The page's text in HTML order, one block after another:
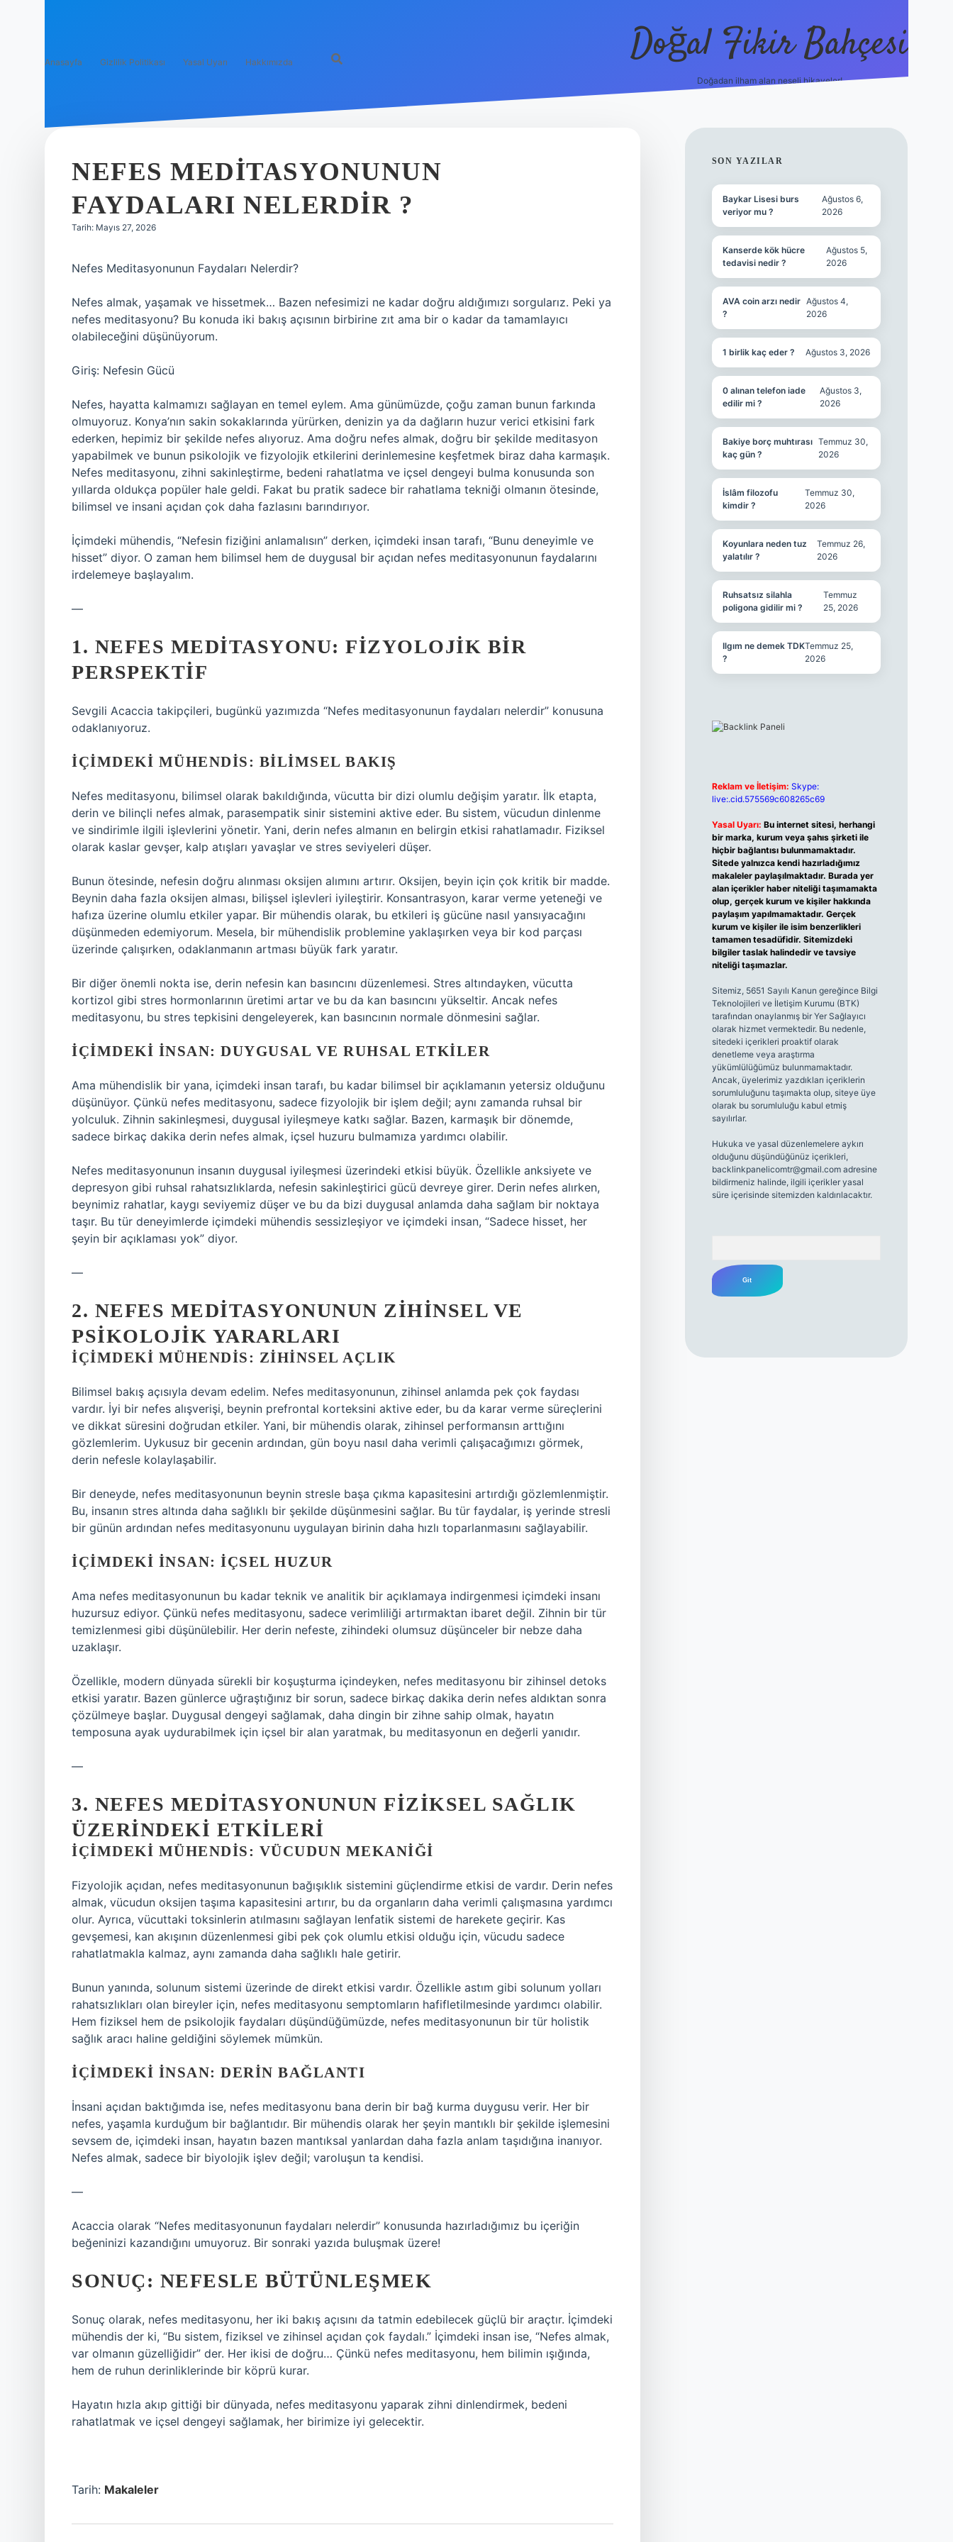
Anasayfa Gizlilik Politikası Yasal Uyarı Hakkımızda Doğal Fikir Bahçesi
Doğadan ilham alan neşeli hikayeler!
NEFES MEDITASYONUNUN
FAYDALARI NELERDIR ?
Tarih: Mayıs 27, 2026
Nefes Meditasyonunun Faydaları Nelerdir?
Nefes almak, yaşamak ve hissetmek… Bazen nefesimizi ne kadar doğru aldığımızı sorgularız. Peki ya
nefes meditasyonu? Bu konuda iki bakış açısının birbirine zıt ama bir o kadar da tamamlayıcı
olabileceğini düşünüyorum.
Giriş: Nefesin Gücü
Nefes, hayatta kalmamızı sağlayan en temel eylem. Ama günümüzde, çoğu zaman bunun farkında
olmuyoruz. Konya’nın sakin sokaklarında yürürken, denizin ya da dağların huzur verici etkisini fark
ederken, hepimiz bir şekilde nefes alıyoruz. Ama doğru nefes almak, doğru bir şekilde meditasyon
yapabilmek ve bunun psikolojik ve fizyolojik etkilerini derinlemesine keşfetmek biraz daha karmaşık.
Nefes meditasyonu, zihni sakinleştirme, bedeni rahatlatma ve içsel dengeyi bulma konusunda son
yıllarda oldukça popüler hale geldi. Fakat bu pratik sadece bir rahatlama tekniği olmanın ötesinde,
bilimsel ve insani açıdan çok daha fazlasını barındırıyor.
İçimdeki mühendis, “Nefesin fiziğini anlamalısın” derken, içimdeki insan tarafı, “Bunu deneyimle ve
hisset” diyor. O zaman hem bilimsel hem de duygusal bir açıdan nefes meditasyonunun faydalarını
irdelemeye başlayalım.
—
1. NEFES MEDITASYONU: FIZYOLOJIK BIR
PERSPEKTIF
Sevgili Acaccia takipçileri, bugünkü yazımızda “Nefes meditasyonunun faydaları nelerdir” konusuna
odaklanıyoruz.
İÇIMDEKI MÜHENDIS: BILIMSEL BAKIŞ
Nefes meditasyonu, bilimsel olarak bakıldığında, vücutta bir dizi olumlu değişim yaratır. İlk etapta,
derin ve bilinçli nefes almak, parasempatik sinir sistemini aktive eder. Bu sistem, vücudun dinlenme
ve sindirimle ilgili işlevlerini yönetir. Yani, derin nefes almanın en belirgin etkisi rahatlamadır. Fiziksel
olarak kaslar gevşer, kalp atışları yavaşlar ve stres seviyeleri düşer.
Bunun ötesinde, nefesin doğru alınması oksijen alımını artırır. Oksijen, beyin için çok kritik bir madde.
Beynin daha fazla oksijen alması, bilişsel işlevleri iyileştirir. Konsantrasyon, karar verme yeteneği ve
hafıza üzerine olumlu etkiler yapar. Bir mühendis olarak, bu etkileri iş gücüne nasıl yansıyacağını
düşünmeden edemiyorum. Mesela, bir mühendislik problemine yaklaşırken veya bir kod parçası
üzerinde çalışırken, odaklanmanın artması büyük fark yaratır.
Bir diğer önemli nokta ise, derin nefesin kan basıncını düzenlemesi. Stres altındayken, vücutta
kortizol gibi stres hormonlarının üretimi artar ve bu da kan basıncını yükseltir. Ancak nefes
meditasyonu, bu stres tepkisini dengeleyerek, kan basıncının normale dönmesini sağlar.
İÇIMDEKI İNSAN: DUYGUSAL VE RUHSAL ETKILER
Ama mühendislik bir yana, içimdeki insan tarafı, bu kadar bilimsel bir açıklamanın yetersiz olduğunu
düşünüyor. Çünkü nefes meditasyonu, sadece fizyolojik bir işlem değil; aynı zamanda ruhsal bir
yolculuk. Zihnin sakinleşmesi, duygusal iyileşmeye katkı sağlar. Bazen, karmaşık bir dönemde,
sadece birkaç dakika derin nefes almak, içsel huzuru bulmamıza yardımcı olabilir.
Nefes meditasyonunun insanın duygusal iyileşmesi üzerindeki etkisi büyük. Özellikle anksiyete ve
depresyon gibi ruhsal rahatsızlıklarda, nefesin sakinleştirici gücü devreye girer. Derin nefes alırken,
beynimiz rahatlar, kaygı seviyemiz düşer ve bu da bizi duygusal anlamda daha sağlam bir noktaya
taşır. Bu tür deneyimlerde içimdeki mühendis sessizleşiyor ve içimdeki insan, “Sadece hisset, her
şeyin bir açıklaması yok” diyor.
—
2. NEFES MEDITASYONUNUN ZIHINSEL VE
PSIKOLOJIK YARARLARI
İÇIMDEKI MÜHENDIS: ZIHINSEL AÇLIK
Bilimsel bakış açısıyla devam edelim. Nefes meditasyonunun, zihinsel anlamda pek çok faydası
vardır. İyi bir nefes alışverişi, beynin prefrontal korteksini aktive eder, bu da karar verme süreçlerini
ve dikkat süresini doğrudan etkiler. Yani, bir mühendis olarak, zihinsel performansın arttığını
gözlemlerim. Uykusuz bir gecenin ardından, gün boyu nasıl daha verimli çalışacağımızı görmek,
derin nefesle kolaylaşabilir.
Bir deneyde, nefes meditasyonunun beynin stresle başa çıkma kapasitesini artırdığı gözlemlenmiştir.
Bu, insanın stres altında daha sağlıklı bir şekilde düşünmesini sağlar. Bu tür faydalar, iş yerinde stresli
bir günün ardından nefes meditasyonunu uygulayan birinin daha hızlı toparlanmasını sağlayabilir.
İÇIMDEKI İNSAN: İÇSEL HUZUR
Ama nefes meditasyonunun bu kadar teknik ve analitik bir açıklamaya indirgenmesi içimdeki insanı
huzursuz ediyor. Çünkü nefes meditasyonu, sadece verimliliği artırmaktan ibaret değil. Zihnin bir tür
temizlenmesi gibi düşünülebilir. Her derin nefeste, zihindeki olumsuz düşünceler bir nebze daha
uzaklaşır.
Özellikle, modern dünyada sürekli bir koşuşturma içindeyken, nefes meditasyonu bir zihinsel detoks
etkisi yaratır. Bazen günlerce uğraştığınız bir sorun, sadece birkaç dakika derin nefes aldıktan sonra
çözülmeye başlar. Duygusal dengeyi sağlamak, daha dingin bir zihne sahip olmak, hayatın
temposuna ayak uydurabilmek için içsel bir alan yaratmak, bu meditasyonun en değerli yanıdır.
—
3. NEFES MEDITASYONUNUN FIZIKSEL SAĞLIK
ÜZERINDEKI ETKILERI
İÇIMDEKI MÜHENDIS: VÜCUDUN MEKANIĞI
Fizyolojik açıdan, nefes meditasyonunun bağışıklık sistemini güçlendirme etkisi de vardır. Derin nefes
almak, vücudun oksijen taşıma kapasitesini artırır, bu da organların daha verimli çalışmasına yardımcı
olur. Ayrıca, vücuttaki toksinlerin atılmasını sağlayan lenfatik sistemi de harekete geçirir. Kas
gevşemesi, kan akışının düzenlenmesi gibi pek çok olumlu etkisi olduğu için, vücudu sadece
rahatlatmakla kalmaz, aynı zamanda daha sağlıklı hale getirir.
Bunun yanında, solunum sistemi üzerinde de direkt etkisi vardır. Özellikle astım gibi solunum yolları
rahatsızlıkları olan bireyler için, nefes meditasyonu semptomların hafifletilmesinde yardımcı olabilir.
Hem fiziksel hem de psikolojik faydaları düşündüğümüzde, nefes meditasyonunun bir tür holistik
sağlık aracı haline geldiğini söylemek mümkün.
İÇIMDEKI İNSAN: DERIN BAĞLANTI
İnsani açıdan baktığımda ise, nefes meditasyonu bana derin bir bağ kurma duygusu verir. Her bir
nefes, yaşamla kurduğum bir bağlantıdır. Bir mühendis olarak her şeyin mantıklı bir şekilde işlemesini
sevsem de, içimdeki insan, hayatın bazen mantıksal yanlardan daha fazla anlam taşıdığına inanıyor.
Nefes almak, sadece bir biyolojik işlev değil; varoluşun ta kendisi.
—
Acaccia olarak “Nefes meditasyonunun faydaları nelerdir” konusunda hazırladığımız bu içeriğin
beğeninizi kazandığını umuyoruz. Bir sonraki yazıda buluşmak üzere!
SONUÇ: NEFESLE BÜTÜNLEŞMEK
Sonuç olarak, nefes meditasyonu, her iki bakış açısını da tatmin edebilecek güçlü bir araçtır. İçimdeki
mühendis der ki, “Bu sistem, fiziksel ve zihinsel açıdan çok faydalı.” İçimdeki insan ise, “Nefes almak,
var olmanın güzelliğidir” der. Her ikisi de doğru… Çünkü nefes meditasyonu, hem bilimin ışığında,
hem de ruhun derinliklerinde bir köprü kurar.
Hayatın hızla akıp gittiği bir dünyada, nefes meditasyonu yaparak zihni dinlendirmek, bedeni
rahatlatmak ve içsel dengeyi sağlamak, her birimize iyi gelecektir.
Tarih: Makaleler
SIDEBAR
SON YAZILAR
Baykar Lisesi burs
veriyor mu ?
Ağustos 6,
2026
Kanserde kök hücre
tedavisi nedir ?
Ağustos 5,
2026
AVA coin arzı nedir
?
Ağustos 4,
2026
1 birlik kaç eder ? Ağustos 3, 2026
0 alınan telefon iade
edilir mi ?
Ağustos 3,
2026
Bakiye borç muhtırası
kaç gün ?
Temmuz 30,
2026
İslâm filozofu
kimdir ?
Temmuz 30,
2026
Koyunlara neden tuz
yalatılır ?
Temmuz 26,
2026
Ruhsatsız silahla
poligona gidilir mi ?
Temmuz
25, 2026
Ilgım ne demek TDK
?
Temmuz 25,
2026
Reklam ve İletişim: Skype:
live:.cid.575569c608265c69
Yasal Uyarı: Bu internet sitesi, herhangi
bir marka, kurum veya şahıs şirketi ile
hiçbir bağlantısı bulunmamaktadır.
Sitede yalnızca kendi hazırladığımız
makaleler paylaşılmaktadır. Burada yer
alan içerikler haber niteliği taşımamakta
olup, gerçek kurum ve kişiler hakkında
paylaşım yapılmamaktadır. Gerçek
kurum ve kişiler ile isim benzerlikleri
tamamen tesadüfidir. Sitemizdeki
bilgiler taslak halindedir ve tavsiye
niteliği taşımazlar.
Sitemiz, 5651 Sayılı Kanun gereğince Bilgi
Teknolojileri ve İletişim Kurumu (BTK)
tarafından onaylanmış bir Yer Sağlayıcı
olarak hizmet vermektedir. Bu nedenle,
sitedeki içerikleri proaktif olarak
denetleme veya araştırma
yükümlülüğümüz bulunmamaktadır.
Ancak, üyelerimiz yazdıkları içeriklerin
sorumluluğunu taşımakta olup, siteye üye
olarak bu sorumluluğu kabul etmiş
sayılırlar.
Hukuka ve yasal düzenlemelere aykırı
olduğunu düşündüğünüz içerikleri,
backlinkpanelicomtr@gmail.comadresine
bildirmeniz halinde, ilgili içerikler yasal
süre içerisinde sitemizden kaldırılacaktır.
grandoperabet resmi